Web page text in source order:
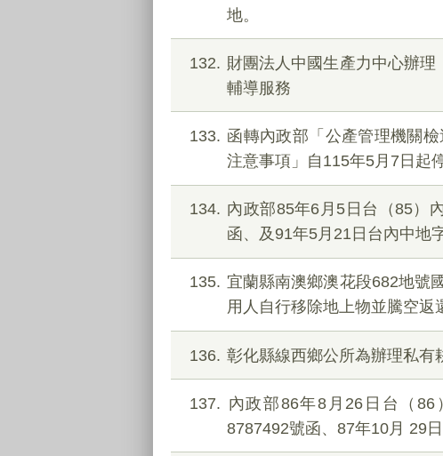
地。
132
財團法人中國生產力中心辦
輔導服務
133
函轉內政部「公產管理機關
注意事項」自115年5月7日起
134
內政部85年6月5日台（85）
函、及91年5月21日台內中地
135
宜蘭縣南澳鄉澳花段682地號
用人自行移除地上物並騰空返
136 彰化縣線西鄉公所為辦理私有
137
內政部86年8月26日台（
8787492號函、87年10月 29